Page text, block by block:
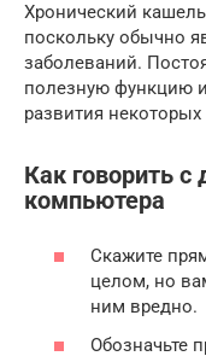
Хронический
поскольку обычно
заболеваний.
полезную функцию
развития некоторых
Как говорить
компьютера
Скажите
целом, но
ним вредно.
Обозначьте